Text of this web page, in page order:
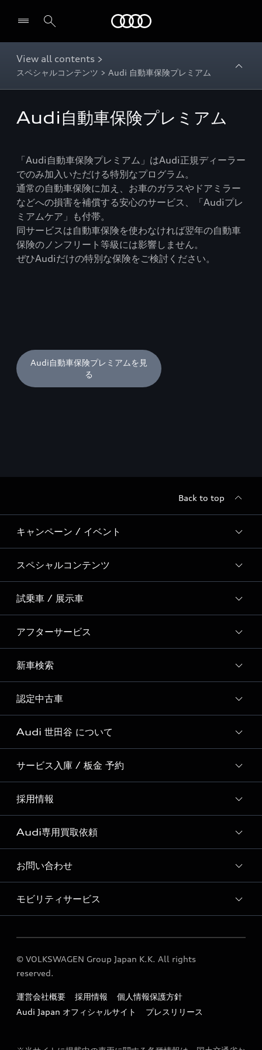
View all contents >
スペシャルコンテンツ > Audi 自動車保険プレミアム
Audi自動車保険プレミアム
「Audi自動車保険プレミアム」はAudi正規ディーラー
でのみ加入いただける特別なプログラム。
通常の自動車保険に加え、お車のガラスやドアミラー
などへの損害を補償する安心のサービス、「Audiプレ
ミアムケア」も付帯。
同サービスは自動車保険を使わなければ翌年の自動車
保険のノンフリート等級には影響しません。
ぜひAudiだけの特別な保険をご検討ください。
Audi自動車保険プレミアムを見
る
Back to top
キャンペーン / イベント
全国統一イベント
ディーラー独自イベント
スペシャルコンテンツ
スペシャルコンテンツ一覧
Event Report
Audi 自動車保険プレミアム
SNS
Welcome to Audi Life
試乗車 / 展示車
試乗予約
試乗車・展示車一覧
Audi GO（レンタカーサービス）
Audi Virtual Showroom
アフターサービス
サービスクオリティ
オリジナルサービスメニュー
Audi Cam
新車検索
新車検索
認定中古車
全国販売台数 No.1の実績
Audi認定中古車検索
Audi 世田谷 について
Audi 世田谷 店舗情報
Audi 世田谷 認定中古車コーナー
Audi 世田谷 運営会社概要
Audi 世田谷 お客様の声
ショールーム紹介動画
サービス入庫 / 板金 予約
Audi 世田谷 サービス入庫予約
ボディリペア（板金）予約サービス
採用情報
採用ページ
Audi専用買取依頼
Audi専用買取依頼フォーム
お問い合わせ
各種お問い合わせ
モビリティサービス
Audi GO（レンタカーサービス）
© VOLKSWAGEN Group Japan K.K. All rights
reserved.
運営会社概要 採用情報
個人情報保護方針
Audi Japan オフィシャルサイト
プレスリリース